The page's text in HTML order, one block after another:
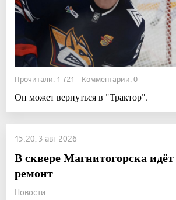
Прочитали: 1 721 Комментарии: 0
Он может вернуться в "Трактор".
15:20, 3 авг 2026
В сквере Магнитогорска
ремонт
Новости